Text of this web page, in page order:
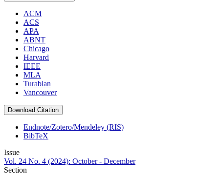
ACM
ACS
APA
ABNT
Chicago
Harvard
IEEE
MLA
Turabian
Vancouver
Download Citation
Endnote/Zotero/Mendeley (RIS)
BibTeX
Issue
Vol. 24 No. 4 (2024): October - December
Section